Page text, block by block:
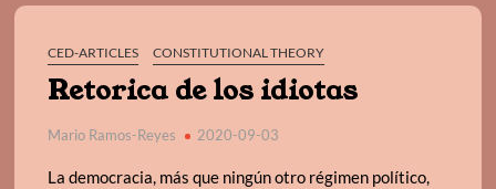
CED-ARTICLES CONSTITUTIONAL THEORY
Retorica de los idiotas
Mario Ramos-Reyes 2020-09-03
La democracia, más que ningún otro régimen político,